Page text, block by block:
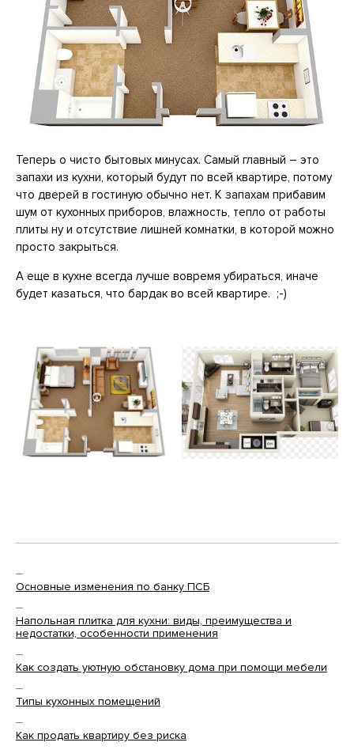
Теперь о чисто бытовых минусах. Самый главный – это
запахи из кухни, который будут по всей квартире, потому
что дверей в гостиную обычно нет. К запахам прибавим
шум от кухонных приборов, влажность, тепло от работы
плиты ну и отсутствие лишней комнатки, в которой можно
просто закрыться.
А еще в кухне всегда лучше вовремя убираться, иначе
будет казаться, что бардак во всей квартире. ;-)
—
Основные изменения по банку ПСБ
—
Напольная плитка для кухни: виды, преимущества и
недостатки, особенности применения
—
Как создать уютную обстановку дома при помощи мебели
—
Типы кухонных помещений
—
Как продать квартиру без риска